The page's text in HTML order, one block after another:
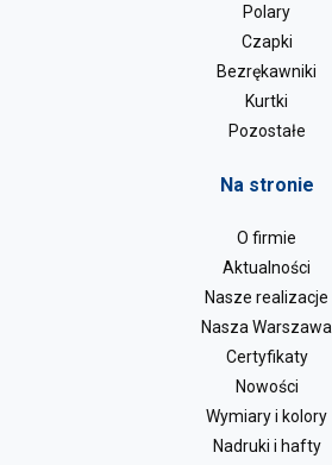
Polary
Czapki
Bezrękawniki
Kurtki
Pozostałe
Na stronie
O firmie
Aktualności
Nasze realizacje
Nasza Warszawa
Certyfikaty
Nowości
Wymiary i kolory
Nadruki i hafty